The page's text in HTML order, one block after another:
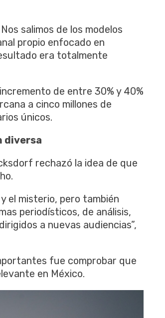
salimos de los modelos
propio enfocado en
era totalmente
de entre 30% y 40%
a cinco millones de
únicos.
diversa
rechazó la idea de que
el misterio, pero también
periodísticos, de análisis,
a nuevas audiencias”,
fue comprobar que
en México.